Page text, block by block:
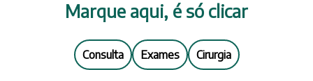
Marque aqui, é só clicar
Consulta Exames Cirurgia